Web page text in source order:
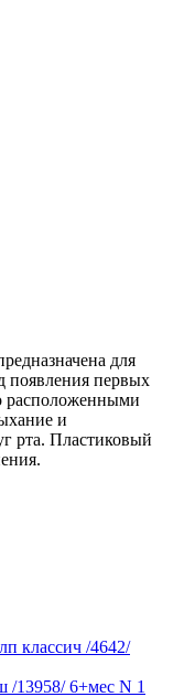
для
появления первых
расположенными
и
рта. Пластиковый
классич /4642/
/13958/ 6+мес N 1